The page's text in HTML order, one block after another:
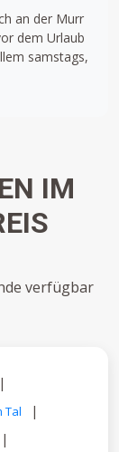
an der Murr
dem Urlaub
samstags,
IM
verfügbar
|
Tal |
|